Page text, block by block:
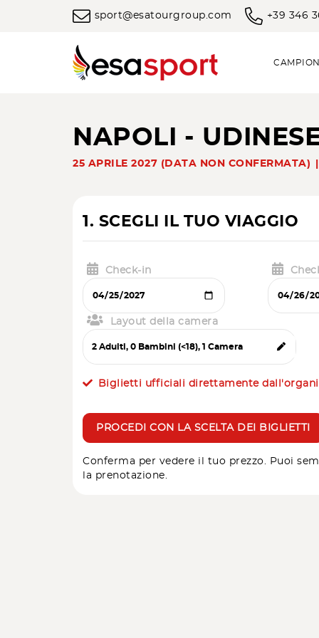
sport@esatourgroup.com +39 346
NAPOLI -
25 APRILE 2027 (DATA NON CONFERMATA)
1. SCEGLI IL TUO VIAGGIO
Check-in
Layout della camera
Biglietti ufficiali direttamente
PROCEDI CON LA SCELTA DEI BIGLIETTI
Conferma per vedere il tuo prezzo. Puoi
la prenotazione.